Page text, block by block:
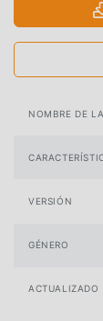
NOMBRE DE
VERSIÓN
GÉNERO
ACTUALIZADO